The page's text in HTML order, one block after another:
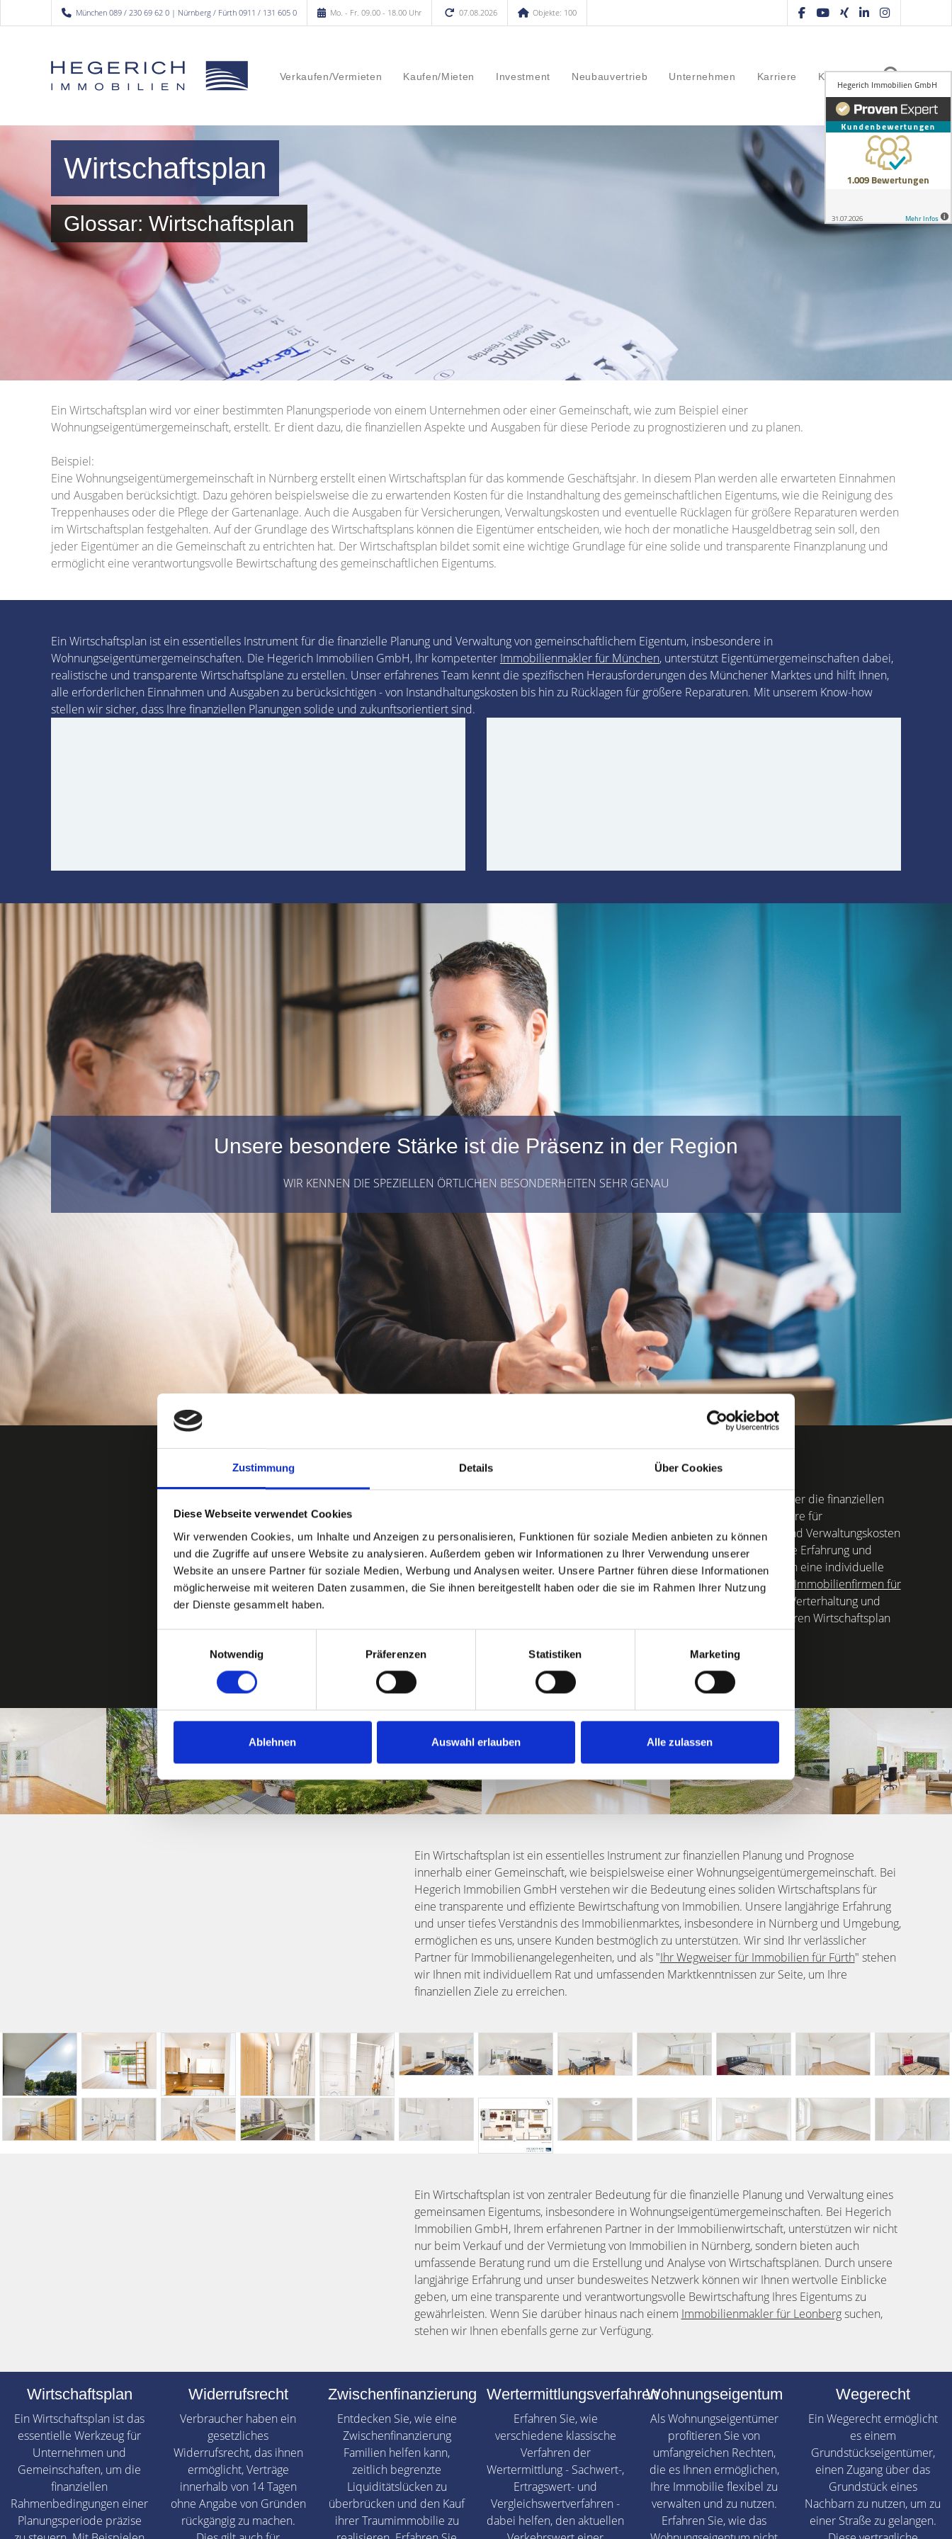
Zustimmung Details Über Cookies
Diese Webseite verwendet Cookies
Wir verwenden Cookies, um Inhalte und Anzeigen zu personalisieren, Funktionen für soziale Medien anbieten zu können
und die Zugriffe auf unsere Website zu analysieren. Außerdem geben wir Informationen zu Ihrer Verwendung unserer
Website an unsere Partner für soziale Medien, Werbung und Analysen weiter. Unsere Partner führen diese Informationen
möglicherweise mit weiteren Daten zusammen, die Sie ihnen bereitgestellt haben oder die sie im Rahmen Ihrer Nutzung
der Dienste gesammelt haben.
Notwendig
Präferenzen Statistiken Marketing
Ablehnen Auswahl erlauben Alle zulassen
München 089 / 230 69 62 0 | Nürnberg / Fürth 0911 / 131 605 0 Mo. - Fr. 09.00 - 18.00 Uhr 07.08.2026 Objekte: 100
Verkaufen/Vermieten Kaufen/Mieten Investment Neubauvertrieb Unternehmen Karriere Kontakt
Wirtschaftsplan
Glossar: Wirtschaftsplan
Ein Wirtschaftsplan wird vor einer bestimmten Planungsperiode von einem Unternehmen oder einer Gemeinschaft, wie zum Beispiel einer
Wohnungseigentümergemeinschaft, erstellt. Er dient dazu, die finanziellen Aspekte und Ausgaben für diese Periode zu prognostizieren und zu planen.
Beispiel:
Eine Wohnungseigentümergemeinschaft in Nürnberg erstellt einen Wirtschaftsplan für das kommende Geschäftsjahr. In diesem Plan werden alle erwarteten Einnahmen
und Ausgaben berücksichtigt. Dazu gehören beispielsweise die zu erwartenden Kosten für die Instandhaltung des gemeinschaftlichen Eigentums, wie die Reinigung des
Treppenhauses oder die Pflege der Gartenanlage. Auch die Ausgaben für Versicherungen, Verwaltungskosten und eventuelle Rücklagen für größere Reparaturen werden
im Wirtschaftsplan festgehalten. Auf der Grundlage des Wirtschaftsplans können die Eigentümer entscheiden, wie hoch der monatliche Hausgeldbetrag sein soll, den
jeder Eigentümer an die Gemeinschaft zu entrichten hat. Der Wirtschaftsplan bildet somit eine wichtige Grundlage für eine solide und transparente Finanzplanung und
ermöglicht eine verantwortungsvolle Bewirtschaftung des gemeinschaftlichen Eigentums.
Ein Wirtschaftsplan ist ein essentielles Instrument für die finanzielle Planung und Verwaltung von gemeinschaftlichem Eigentum, insbesondere in
Wohnungseigentümergemeinschaften. Die Hegerich Immobilien GmbH, Ihr kompetenter Immobilienmakler für München, unterstützt Eigentümergemeinschaften dabei,
realistische und transparente Wirtschaftspläne zu erstellen. Unser erfahrenes Team kennt die spezifischen Herausforderungen des Münchener Marktes und hilft Ihnen,
alle erforderlichen Einnahmen und Ausgaben zu berücksichtigen - von Instandhaltungskosten bis hin zu Rücklagen für größere Reparaturen. Mit unserem Know-how
stellen wir sicher, dass Ihre finanziellen Planungen solide und zukunftsorientiert sind.
Unsere besondere Stärke ist die Präsenz in der Region
WIR KENNEN DIE SPEZIELLEN ÖRTLICHEN BESONDERHEITEN SEHR GENAU
Ein Wirtschaftsplan ist für Immobilieneigentümer von großer Bedeutung, da er die finanziellen
Eckdaten für eine bestimmte Planungsperiode festlegt. Dies gilt insbesondere für
Wohnungseigentümergemeinschaften, die gemeinsam für Instandhaltung und Verwaltungskosten
aufkommen. Bei Hegerich Immobilien GmbH bringen wir unsere langjährige Erfahrung und
tiefgehenden Marktkenntnisse in Nürnberg optimal ein, um unseren Kunden eine individuelle
und transparente Finanzplanung zu ermöglichen. Als eine der führenden ** Immobilienfirmen für
** verstehen wir, wie wichtig eine solide finanzielle Basis für die Werterhaltung und
Bewirtschaftung von Eigentum ist. Vertrauen Sie auf unsere Expertise, um Ihren Wirtschaftsplan
strategisch zu gestalten.
Ein Wirtschaftsplan ist ein essentielles Instrument zur finanziellen Planung und Prognose
innerhalb einer Gemeinschaft, wie beispielsweise einer Wohnungseigentümergemeinschaft. Bei
Hegerich Immobilien GmbH verstehen wir die Bedeutung eines soliden Wirtschaftsplans für
eine transparente und effiziente Bewirtschaftung von Immobilien. Unsere langjährige Erfahrung
und unser tiefes Verständnis des Immobilienmarktes, insbesondere in Nürnberg und Umgebung,
ermöglichen es uns, unsere Kunden bestmöglich zu unterstützen. Wir sind Ihr verlässlicher
Partner für Immobilienangelegenheiten, und als "Ihr Wegweiser für Immobilien für Fürth" stehen
wir Ihnen mit individuellem Rat und umfassenden Marktkenntnissen zur Seite, um Ihre
finanziellen Ziele zu erreichen.
Ein Wirtschaftsplan ist von zentraler Bedeutung für die finanzielle Planung und Verwaltung eines
gemeinsamen Eigentums, insbesondere in Wohnungseigentümergemeinschaften. Bei Hegerich
Immobilien GmbH, Ihrem erfahrenen Partner in der Immobilienwirtschaft, unterstützen wir nicht
nur beim Verkauf und der Vermietung von Immobilien in Nürnberg, sondern bieten auch
umfassende Beratung rund um die Erstellung und Analyse von Wirtschaftsplänen. Durch unsere
langjährige Erfahrung und unser bundesweites Netzwerk können wir Ihnen wertvolle Einblicke
geben, um eine transparente und verantwortungsvolle Bewirtschaftung Ihres Eigentums zu
gewährleisten. Wenn Sie darüber hinaus nach einem Immobilienmakler für Leonbergsuchen,
stehen wir Ihnen ebenfalls gerne zur Verfügung.
Wirtschaftsplan
Ein Wirtschaftsplan ist das
essentielle Werkzeug für
Unternehmen und
Gemeinschaften, um die
finanziellen
Rahmenbedingungen einer
Planungsperiode präzise
Widerrufsrecht
Verbraucher haben ein
gesetzliches
Widerrufsrecht, das ihnen
ermöglicht, Verträge
innerhalb von 14 Tagen
ohne Angabe von Gründen
rückgängig zu machen.
Zwischenfinanzierung
Entdecken Sie, wie eine
Zwischenfinanzierung
Familien helfen kann,
zeitlich begrenzte
Liquiditätslücken zu
überbrücken und den Kauf
ihrer Traumimmobilie zu
Wertermittlungsverfahren
Erfahren Sie, wie
verschiedene klassische
Verfahren der
Wertermittlung - Sachwert-,
Ertragswert- und
Vergleichswertverfahren -
dabei helfen, den aktuellen
Wohnungseigentum
Als Wohnungseigentümer
profitieren Sie von
umfangreichen Rechten,
die es Ihnen ermöglichen,
Ihre Immobilie flexibel zu
verwalten und zu nutzen.
Erfahren Sie, wie das
Wegerecht
Ein Wegerecht ermöglicht
es einem
Grundstückseigentümer,
einen Zugang über das
Grundstück eines
Nachbarn zu nutzen, um zu
einer Straße zu gelangen.